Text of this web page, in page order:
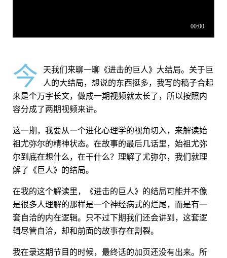
今 天我们来聊一聊《进击的巨人》大结局。关于巨
人的大结局，想说的东西挺多，我写的稿子合起
来是个万字长文，做成一期视频就太长了，所以按照内
容分成了两期视频来讲。
这一期，我要从一个进化心理学的视角切入，来解读始
祖尤弥尔的精神状态。在故事的最后几话里，始祖尤弥
尔到底在想什么，在干什么？理解了尤弥尔，我们就理
解了《巨人》的结局。
在我的这个解读里，《进击的巨人》的结局可能并不像
是很多人理解的那样是一个神经病式的烂尾，而是有一
套自洽的内在逻辑。只不过下期我们还会讲到，这套逻
辑尽管自洽，却和前面的故事存在割裂。
我在录这期节目的时候，最终话的加页还没有出来。所